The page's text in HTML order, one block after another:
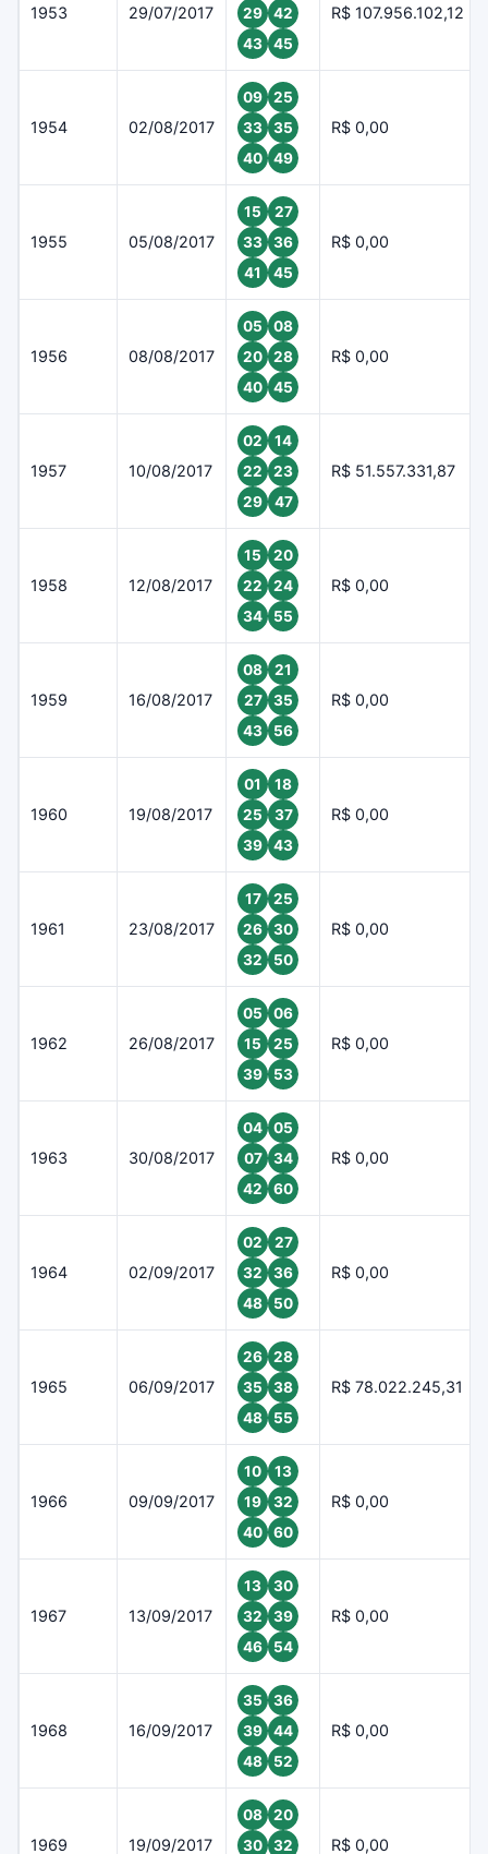
1953 29/07/2017
29
42
43
45
R$ 107.956.102,12
1954 02/08/2017
09
25
33
35
40
49
R$ 0,00
1955 05/08/2017
15
27
33
36
41
45
R$ 0,00
1956 08/08/2017
05
08
20
28
40
45
R$ 0,00
1957 10/08/2017
02
14
22
23
29
47
R$ 51.557.331,87
1958 12/08/2017
15
20
22
24
34
55
R$ 0,00
1959 16/08/2017
08
21
27
35
43
56
R$ 0,00
1960 19/08/2017
01
18
25
37
39
43
R$ 0,00
1961 23/08/2017
17
25
26
30
32
50
R$ 0,00
1962 26/08/2017
05
06
15
25
39
53
R$ 0,00
1963 30/08/2017
04
05
07
34
42
60
R$ 0,00
1964 02/09/2017
02
27
32
36
48
50
R$ 0,00
1965 06/09/2017
26
28
35
38
48
55
R$ 78.022.245,31
1966 09/09/2017
10
13
19
32
40
60
R$ 0,00
1967 13/09/2017
13
30
32
39
46
54
R$ 0,00
1968 16/09/2017
35
36
39
44
48
52
R$ 0,00
1969 19/09/2017
08
20
30
32 R$ 0,00